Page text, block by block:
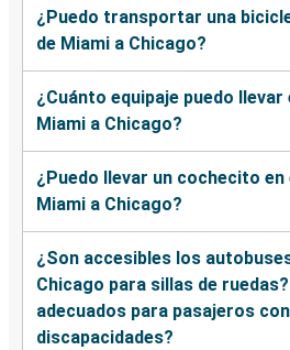
¿Puedo transportar una
de Miami a Chicago?
¿Cuánto equipaje puedo
Miami a Chicago?
¿Puedo llevar un cochecito
Miami a Chicago?
¿Son accesibles los
Chicago para sillas de
adecuados para pasajeros con
discapacidades?